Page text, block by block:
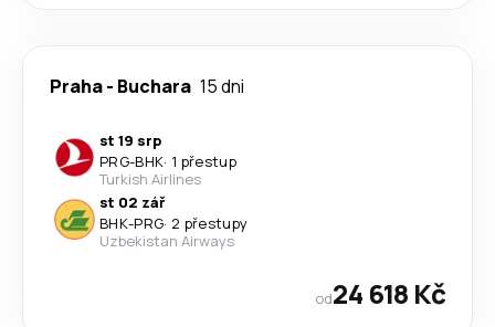
Praha- Buchara 15 dni
st 19 srp
PRG-BHK· 1 přestup
Turkish Airlines
st 02 zář
BHK-PRG· 2 přestupy
Uzbekistan Airways
od24 618 Kč